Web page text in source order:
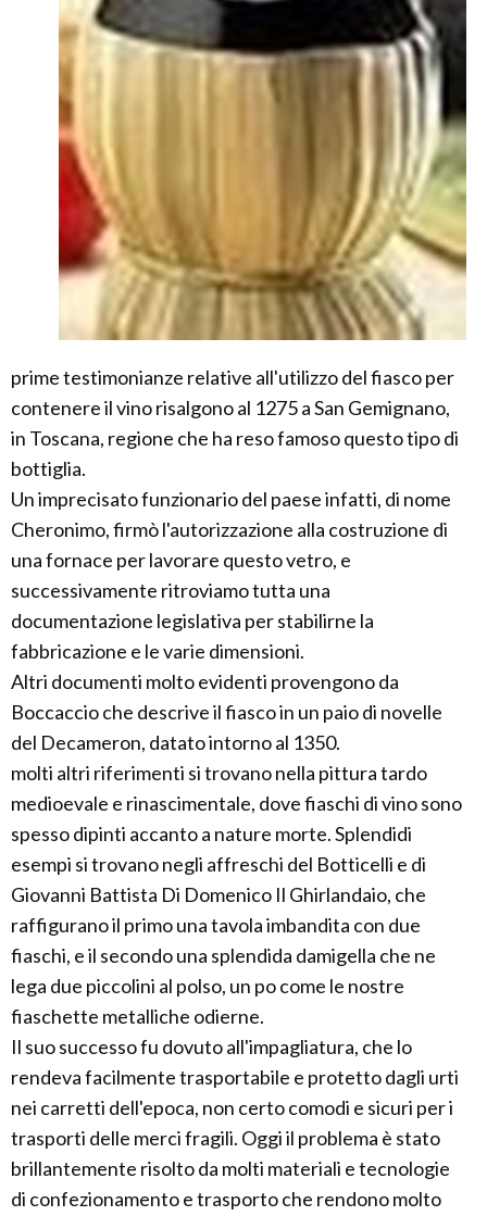
prime testimonianze relative all'utilizzo del fiasco per
contenere il vino risalgono al 1275 a San Gemignano,
in Toscana, regione che ha reso famoso questo tipo di
bottiglia.
Un imprecisato funzionario del paese infatti, di nome
Cheronimo, firmò l'autorizzazione alla costruzione di
una fornace per lavorare questo vetro, e
successivamente ritroviamo tutta una
documentazione legislativa per stabilirne la
fabbricazione e le varie dimensioni.
Altri documenti molto evidenti provengono da
Boccaccio che descrive il fiasco in un paio di novelle
del Decameron, datato intorno al 1350.
molti altri riferimenti si trovano nella pittura tardo
medioevale e rinascimentale, dove fiaschi di vino sono
spesso dipinti accanto a nature morte. Splendidi
esempi si trovano negli affreschi del Botticelli e di
Giovanni Battista Di Domenico Il Ghirlandaio, che
raffigurano il primo una tavola imbandita con due
fiaschi, e il secondo una splendida damigella che ne
lega due piccolini al polso, un po come le nostre
fiaschette metalliche odierne.
Il suo successo fu dovuto all'impagliatura, che lo
rendeva facilmente trasportabile e protetto dagli urti
nei carretti dell'epoca, non certo comodi e sicuri per i
trasporti delle merci fragili. Oggi il problema è stato
brillantemente risolto da molti materiali e tecnologie
di confezionamento e trasporto che rendono molto